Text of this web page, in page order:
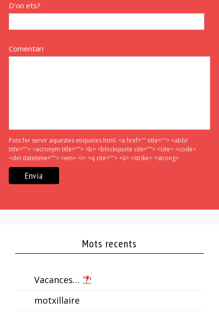
D'on ets?
Comentari
Pots fer servir aquestes etiquetes html: <a href="" title=""> <abbr
title=""> <acronym title=""> <b> <blockquote cite=""> <cite> <code>
<del datetime=""> <em> <i> <q cite=""> <s> <strike> <strong>
Mots recents
Vacances…
motxillaire